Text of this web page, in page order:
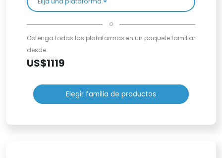
o
Obtenga todas las plataformas en un paquete familiar
desde
US$1119
Elegir familia de productos